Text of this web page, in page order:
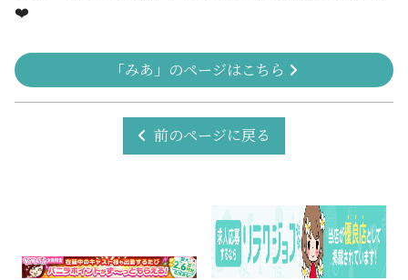
❤️
「みあ」のページはこちら
前のページに戻る